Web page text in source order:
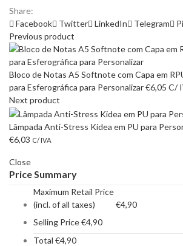
Share:
Facebook
Twitter LinkedIn Telegram
Previous product
Bloco de Notas A5 Softnote com Capa em
para Esferográfica para Personalizar€6,05 C/
Next product
Lâmpada Anti-Stress Kidea em PU para
€6,03 C/ IVA
Close
Price Summary
Maximum Retail Price
(incl. of all taxes)
€4,90
Selling Price€4,90
Total €4,90